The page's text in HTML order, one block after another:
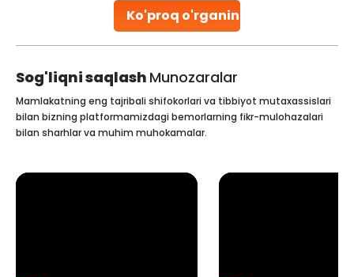
Ko'proq o'rganing
Sog'liqni saqlash Munozaralar
Mamlakatning eng tajribali shifokorlari va tibbiyot mutaxassislari
bilan bizning platformamizdagi bemorlarning fikr-mulohazalari
bilan sharhlar va muhim muhokamalar.